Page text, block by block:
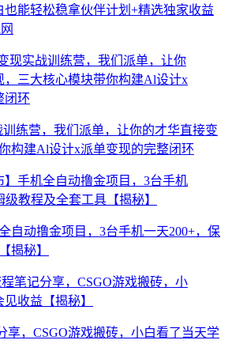
也能轻松稳拿伙伴计划+精选独家收益
练营，我们派单，让你的才华直接变
构建Al设计x派单变现的完整闭环
自动撸金项目，3台手机一天200+，保
揭秘】
享，CSGO游戏搬砖，小白看了当天学